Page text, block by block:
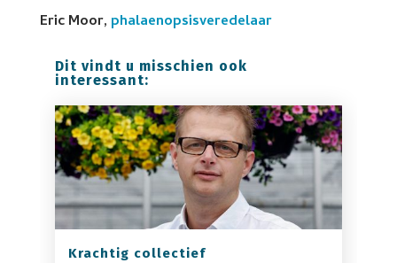
Eric Moor, phalaenopsisveredelaar
Dit vindt u misschien ook
interessant:
Krachtig collectief